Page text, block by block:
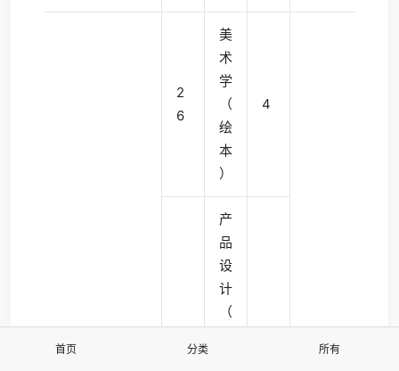
2
6
美
术
学
（
绘
本
）
4
产
品
设
计
（
首页 分类 所有